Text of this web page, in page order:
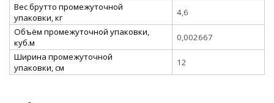
Вес брутто промежуточной
упаковки, кг
4,6
Объём промежуточной упаковки,
куб.м
0,002667
Ширина промежуточной
упаковки, см
12